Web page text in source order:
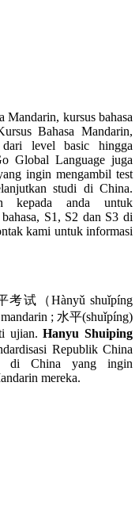
Mandarin, kursus bahasa
Bahasa Mandarin,
dari level basic hingga
Global Language juga
ingin mengambil test
studi di China.
kepada anda untuk
S1, S2 dan S3 di
kami untuk informasi
考试（Hànyǔ shuǐpíng
; 水平(shuǐpíng)
ujian.Hanyu Shuiping
Republik China
di China yang ingin
mereka.